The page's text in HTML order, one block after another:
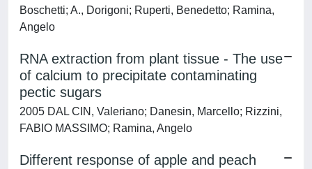
Boschetti; A., Dorigoni; Ruperti, Benedetto; Ramina,
Angelo
RNA extraction from plant tissue - The use
of calcium to precipitate contaminating
pectic sugars
2005 DAL CIN, Valeriano; Danesin, Marcello; Rizzini,
FABIO MASSIMO; Ramina, Angelo
Different response of apple and peach